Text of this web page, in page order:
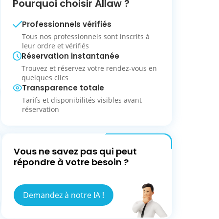
Pourquoi choisir Allaw ?
Professionnels vérifiés
Tous nos professionnels sont inscrits à
leur ordre et vérifiés
Réservation instantanée
Trouvez et réservez votre rendez-vous en
quelques clics
Transparence totale
Tarifs et disponibilités visibles avant
réservation
Vous ne savez pas qui peut
répondre à votre besoin ?
Demandez à notre IA !